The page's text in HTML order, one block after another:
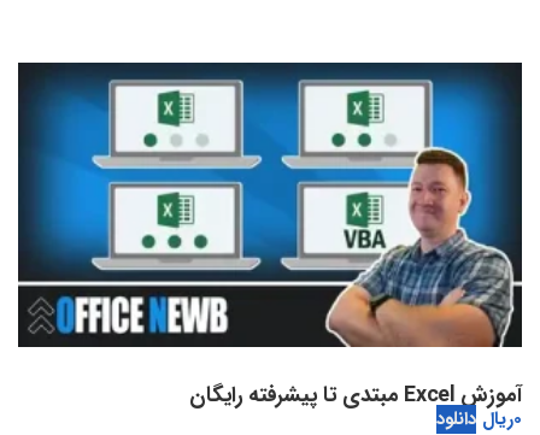
آموزش Excel مبتدی تا پیشرفته رایگان
0ریال دانلود